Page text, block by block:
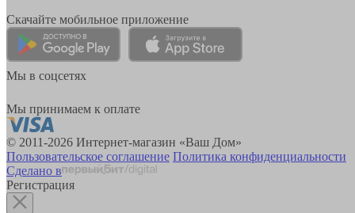
Скачайте мобильное приложение
Мы в соцсетях
Мы принимаем к оплате
© 2011-2026 Интернет-магазин «Ваш Дом»
Пользовательское соглашение Политика конфиденциальности
Сделано в
Регистрация